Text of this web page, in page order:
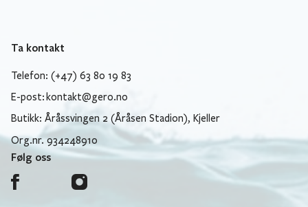
Ta kontakt
Telefon: (+47) 63 80 19 83
E-post: kontakt@gero.no
Butikk: Åråssvingen 2 (Åråsen Stadion), Kjeller
Org.nr. 934248910
Følg oss